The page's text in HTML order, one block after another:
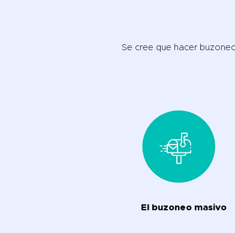
Se cree que hacer
El buzoneo masivo